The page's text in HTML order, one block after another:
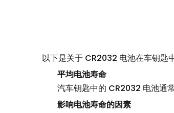
以下是关于 CR2032 电池在车钥匙
平均电池寿命
汽车钥匙中的 CR2032 电池通
影响电池寿命的因素